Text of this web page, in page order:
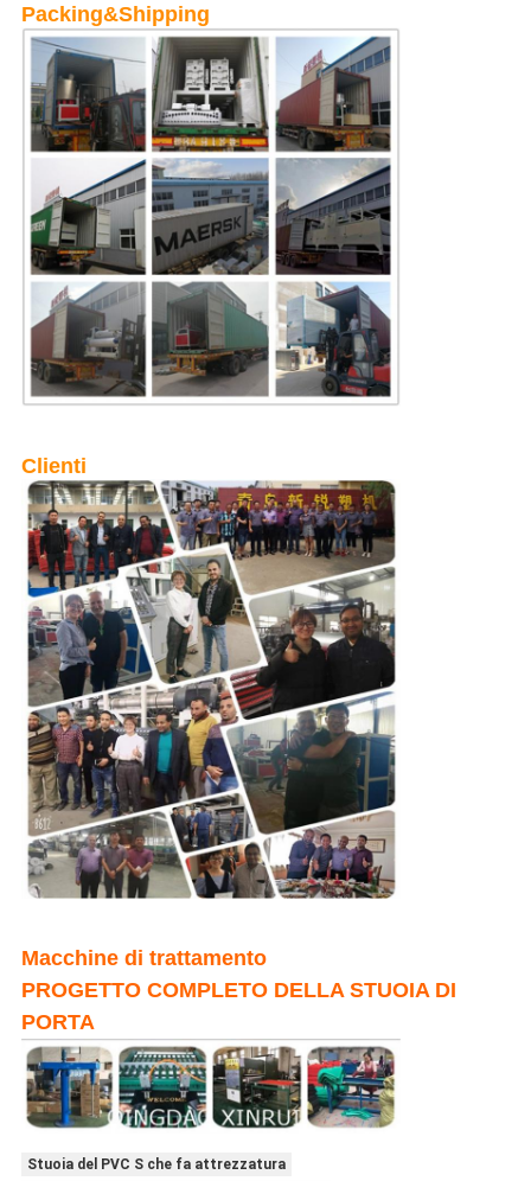
Packing&Shipping
Clienti
Macchine di trattamento
PROGETTO COMPLETO DELLA STUOIA DI
PORTA
Stuoia del PVC S che fa attrezzatura